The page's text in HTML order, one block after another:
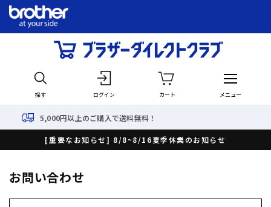
探す ログイン カート メニュー
円以上のご購入で送料無料！
[重要なお知らせ] 8/8~8/16夏季休業のお知らせ
お問い合わせ